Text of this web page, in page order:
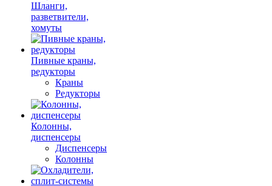
Шланги,
разветвители,
хомуты
Пивные краны,
редукторы
Краны
Редукторы
Колонны,
диспенсеры
Диспенсеры
Колонны